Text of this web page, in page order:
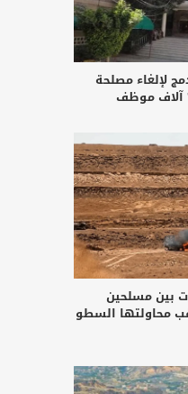
لإلغاء مصلحة
بين مسلحين
محاولتها السطو